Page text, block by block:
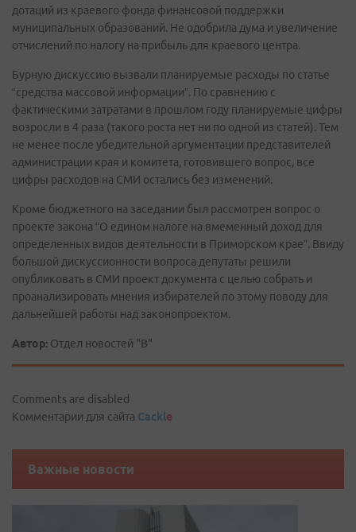
дотаций из краевого фонда финансовой поддержки
муниципальных образований. Не одобрила дума и увеличение
отчислений по налогу на прибыль для краевого центра.
Бурную дискуссию вызвали планируемые расходы по статье
“средства массовой информации”. По сравнению с
фактическими затратами в прошлом году планируемые цифры
возросли в 4 раза (такого роста нет ни по одной из статей). Тем
не менее после убедительной аргументации представителей
администрации края и комитета, готовившего вопрос, все
цифры расходов на СМИ остались без изменений.
Кроме бюджетного на заседании был рассмотрен вопрос о
проекте закона “О едином налоге на вмеменный доход для
определенных видов деятельности в Приморском крае”. Ввиду
большой дискуссионности вопроса депутаты решили
опубликовать в СМИ проект документа с целью собрать и
проанализировать мнения избирателей по этому поводу для
дальнейшей работы над законопроектом.
Автор: Отдел новостей "В"
Comments are disabled
Комментарии для сайта Cackle
Важные новости